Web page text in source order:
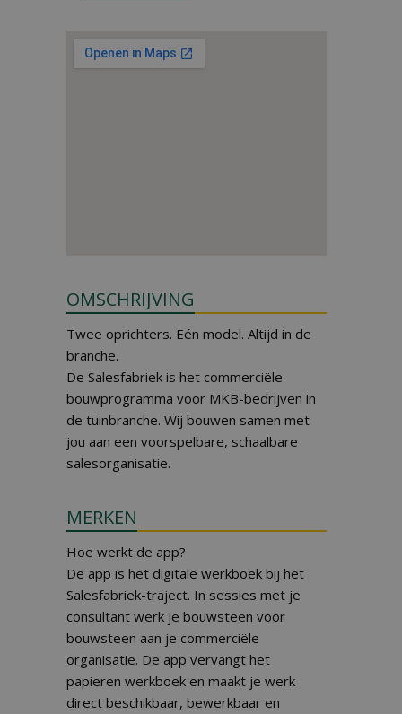
OMSCHRIJVING
Twee oprichters. Eén model. Altijd in de
branche.
De Salesfabriek is het commerciële
bouwprogramma voor MKB-bedrijven in
de tuinbranche. Wij bouwen samen met
jou aan een voorspelbare, schaalbare
salesorganisatie.
MERKEN
Hoe werkt de app?
De app is het digitale werkboek bij het
Salesfabriek-traject. In sessies met je
consultant werk je bouwsteen voor
bouwsteen aan je commerciële
organisatie. De app vervangt het
papieren werkboek en maakt je werk
direct beschikbaar, bewerkbaar en